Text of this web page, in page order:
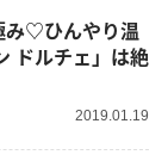
み♡ひんやり温
ドルチェ」は絶
2019.01.19